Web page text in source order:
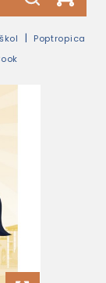
Poptropica